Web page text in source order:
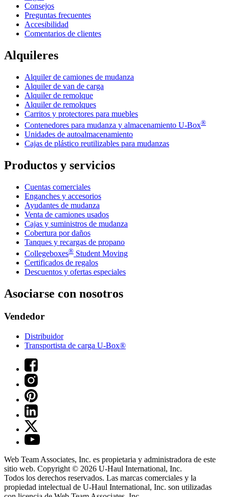
Consejos
Preguntas frecuentes
Accesibilidad
Comentarios de clientes
Alquileres
Alquiler de camiones de mudanza
Alquiler de van de carga
Alquiler de remolque
Alquiler de remolques
Carritos y protectores para muebles
Contenedores para mudanza y almacenamiento U-Box®
Unidades de autoalmacenamiento
Cajas de plástico reutilizables para mudanzas
Productos y servicios
Cuentas comerciales
Enganches y accesorios
Ayudantes de mudanza
Venta de camiones usados
Cajas y suministros de mudanza
Cobertura por daños
Tanques y recargas de propano
Collegeboxes® Student Moving
Certificados de regalos
Descuentos y ofertas especiales
Asociarse con nosotros
Vendedor
Distribuidor
Transportista de carga U-Box®
Web Team Associates, Inc. es propietaria y administradora de este
sitio web. Copyright © 2026 U-Haul International, Inc.
Todos los derechos reservados. Las marcas comerciales y la
propiedad intelectual de U-Haul International, Inc. son utilizadas